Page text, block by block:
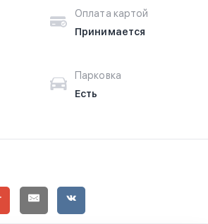
Оплата картой
Принимается
Парковка
Есть